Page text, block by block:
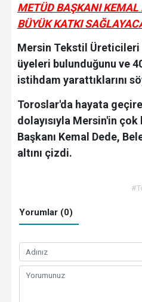
METÜD BAŞKANI KEMAL
BÜYÜK KATKI
Mersin Tekstil Üreticileri
üyeleri bulunduğunu ve
istihdam yarattıklarını
Toroslar'da hayata
dolayısıyla Mersin'in
Başkanı Kemal Dede,
altını çizdi.
Yorumlar (0)